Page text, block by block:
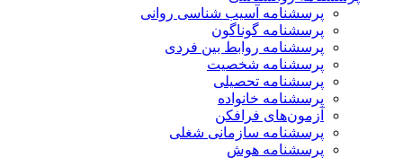
پرسشنامه آسیب شناسی روانی
پرسشنامه گوناگون
پرسشنامه روابط بین فردی
پرسشنامه شخصیت
پرسشنامه تحصیلی
پرسشنامه خانواده
آزمون‌های فرافکن
پرسشنامه سازمانی شغلی
پرسشنامه هوش